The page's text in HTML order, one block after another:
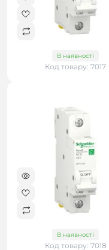
В наявності
Код товару: 7017
В наявності
Код товару: 7018